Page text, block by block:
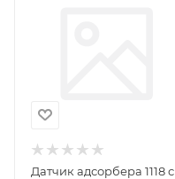
Датчик адсорбера 1118 с